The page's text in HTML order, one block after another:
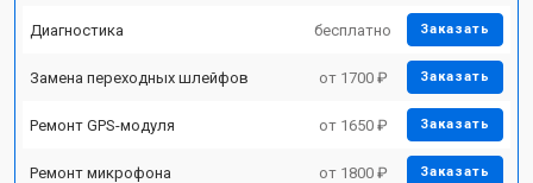
Диагностика бесплатно Заказать
Замена переходных шлейфов от 1700 ₽ Заказать
Ремонт GPS-модуля от 1650 ₽ Заказать
Ремонт микрофона от 1800 ₽ Заказать